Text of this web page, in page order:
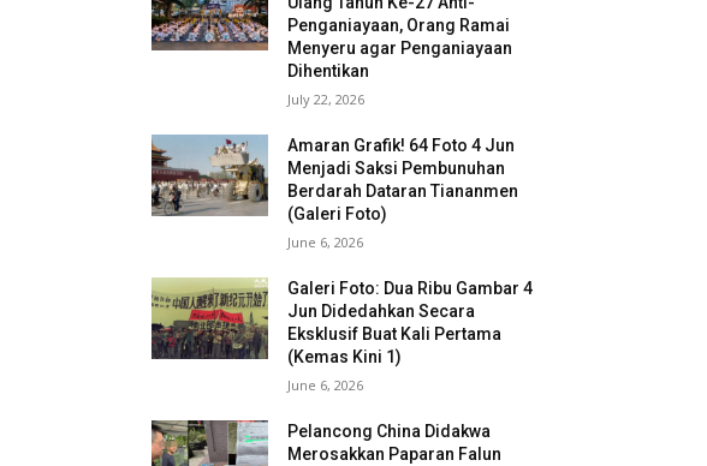
Penganiayaan, Orang Ramai
Menyeru agar Penganiayaan
Dihentikan
July 22, 2026
Amaran Grafik! 64 Foto 4 Jun
Menjadi Saksi Pembunuhan
Berdarah Dataran Tiananmen
(Galeri Foto)
June 6, 2026
Galeri Foto: Dua Ribu Gambar 4
Jun Didedahkan Secara
Eksklusif Buat Kali Pertama
(Kemas Kini 1)
June 6, 2026
Pelancong China Didakwa
Merosakkan Paparan Falun